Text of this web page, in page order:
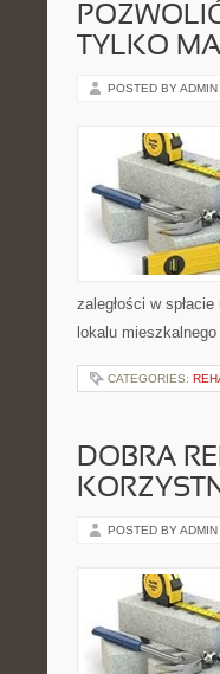
TYLKO
POSTED BY ADMIN
zaległości w
lokalu
CATEGORIES:
DOBRA
POSTED BY ADMIN